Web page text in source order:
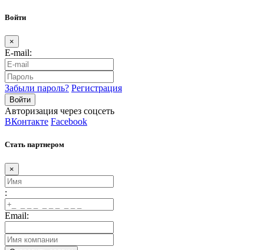
Войти
×
E-mail:
Забыли пароль? Регистрация
Авторизация через соцсеть
ВКонтакте Facebook
Стать партнером
×
:
Email: